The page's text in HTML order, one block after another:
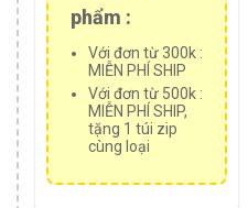
phẩm :
Với đơn từ 300k :
MIỄN PHÍ SHIP
Với đơn từ 500k :
MIỄN PHÍ SHIP,
tặng 1 túi zip
cùng loại